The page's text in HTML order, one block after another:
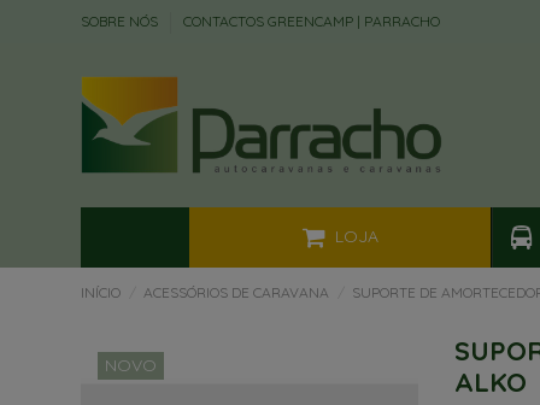
SOBRE NÓS CONTACTOS GREENCAMP | PARRACHO
LOJA
INÍCIO ACESSÓRIOS DE CARAVANA SUPORTE DE
NOVO
ALKO